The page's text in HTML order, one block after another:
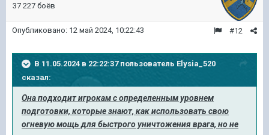
37 227 боёв
#12
Опубликовано: 12 май 2024, 10:22:43
В 11.05.2024 в 22:22:37 пользователь Elysia_520
сказал:
Она подходит игрокам с определенным уровнем
подготовки, которые знают, как использовать свою
огневую мощь для быстрого уничтожения врага, но не